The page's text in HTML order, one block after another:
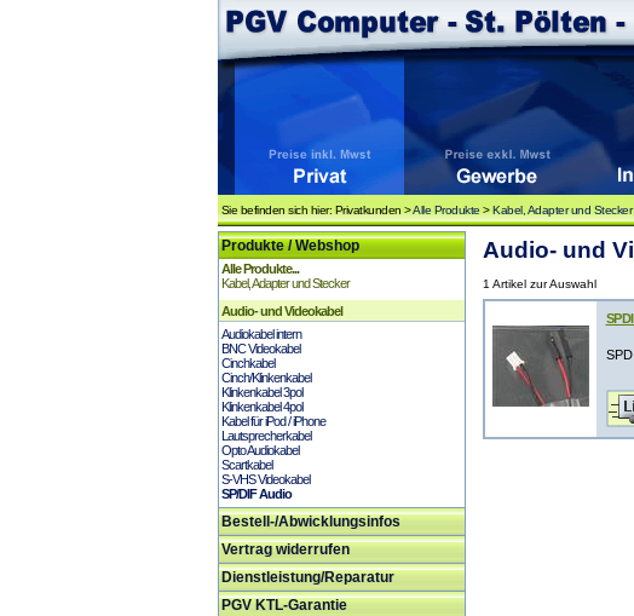
Sie befinden sich hier: Privatkunden >Alle Produkte >Kabel, Adapter und Stecker
Produkte / Webshop
Alle Produkte...
Kabel, Adapter und Stecker
Audio- und Videokabel
Audiokabel intern
BNC Videokabel
Cinchkabel
Cinch/Klinkenkabel
Klinkenkabel 3pol
Klinkenkabel 4pol
Kabel für iPod / iPhone
Lautsprecherkabel
Opto Audiokabel
Scartkabel
S-VHS Videokabel
SP/DIF Audio
Bestell-/Abwicklungsinfos
Vertrag widerrufen
Dienstleistung/Reparatur
PGV KTL-Garantie
Audio- und
1 Artikel zur Auswahl